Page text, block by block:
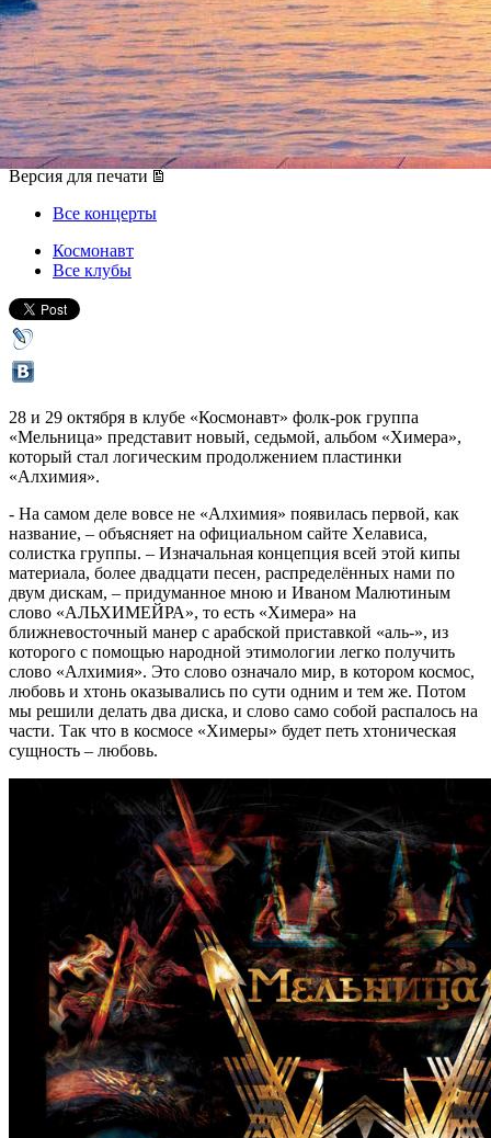
«Мельница» представит
петербуржцам «Химеру»
дважды
28 октября 2016, пятница,20.00-29 октября 2016, суббота
Версия для печати
Все концерты
Космонавт
Все клубы
28 и 29 октября в клубе «Космонавт» фолк-рок группа
«Мельница» представит новый, седьмой, альбом «Химера»,
который стал логическим продолжением пластинки
«Алхимия».
- На самом деле вовсе не «Алхимия» появилась первой, как
название, – объясняет на официальном сайте Хелависа,
солистка группы. – Изначальная концепция всей этой кипы
материала, более двадцати песен, распределённых нами по
двум дискам, – придуманное мною и Иваном Малютиным
слово «АЛЬХИМЕЙРА», то есть «Химера» на
ближневосточный манер с арабской приставкой «аль-», из
которого с помощью народной этимологии легко получить
слово «Алхимия». Это слово означало мир, в котором космос,
любовь и хтонь оказывались по сути одним и тем же. Потом
мы решили делать два диска, и слово само собой распалось на
части. Так что в космосе «Химеры» будет петь хтоническая
сущность – любовь.